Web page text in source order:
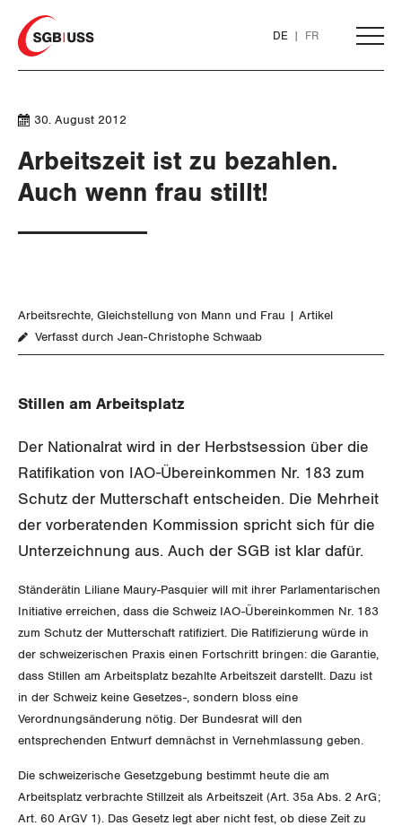
Home
DE FR
THEMEN
Flankierende Massnahmen und
Personenfreizügigkeit
Arbeitssicherheit und Gesundheitsschutz
WIRTSCHAFT
Geld und Währung
Aussenwirtschaft
Verteilung
Berufliche Vorsorge
Arbeitslosenversicherung
Überbrückungsleistung
CORONA-VIRUS
SERVICE PUBLIC
Energie und Umwelt
GLEICHSTELLUNG
Gleichstellung von LGBTI
BILDUNG & JUGEND
30. August 2012
Arbeitszeit ist zu bezahlen.
Auch wenn frau stillt!
Arbeitsrechte Gleichstellung von Mann und Frau
Artikel
Verfasst durch Jean-Christophe Schwaab
Stillen am Arbeitsplatz
Der Nationalrat wird in der Herbstsession über die
Ratifikation von IAO-Übereinkommen Nr. 183 zum
Schutz der Mutterschaft entscheiden. Die Mehrheit
der vorberatenden Kommission spricht sich für die
Unterzeichnung aus. Auch der SGB ist klar dafür.
Ständerätin Liliane Maury-Pasquier will mit ihrer Parlamentarischen
Initiative erreichen, dass die Schweiz IAO-Übereinkommen Nr. 183
zum Schutz der Mutterschaft ratifiziert. Die Ratifizierung würde in
der schweizerischen Praxis einen Fortschritt bringen: die Garantie,
dass Stillen am Arbeitsplatz bezahlte Arbeitszeit darstellt. Dazu ist
in der Schweiz keine Gesetzes-, sondern bloss eine
Verordnungsänderung nötig. Der Bundesrat will den
entsprechenden Entwurf demnächst in Vernehmlassung geben.
Die schweizerische Gesetzgebung bestimmt heute die am
Arbeitsplatz verbrachte Stillzeit als Arbeitszeit (Art. 35a Abs. 2 ArG;
Art. 60 ArGV 1). Das Gesetz legt aber nicht fest, ob diese Zeit zu